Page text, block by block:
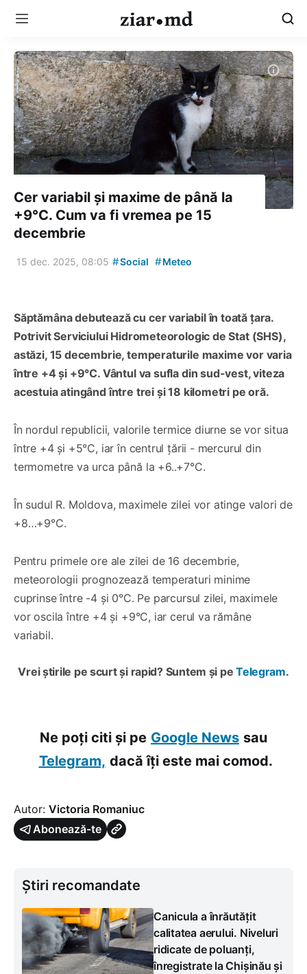
Cer variabil și maxime de până la
+9°C. Cum va fi vremea pe 15
decembrie
15 dec. 2025, 08:05 #Social #Meteo
Săptămâna debutează cu cer variabil în toată țara.
Potrivit Serviciului Hidrometeorologic de Stat (SHS),
astăzi, 15 decembrie, temperaturile maxime vor varia
între +4 și +9°C. Vântul va sufla din sud-vest, viteza
acestuia atingând între trei și 18 kilometri pe oră.
În nordul republicii, valorile termice diurne se vor situa
între +4 și +5°C, iar în centrul țării - mercurul din
termometre va urca până la +6..+7°C.
În sudul R. Moldova, maximele zilei vor atinge valori de
+8…+9°C.
Pentru primele ore ale zilei de 16 decembrie,
meteorologii prognozează temperaturi minime
cuprinse între -4 și 0°C. Pe parcursul zilei, maximele
vor oscila între +4 și +9°C, iar cerul va rămâne
variabil.
Vrei știrile pe scurt și rapid? Suntem și peTelegram.
Ne poți citi și pe Google News sau
Telegram, dacă îți este mai comod.
Autor: Victoria Romaniuc
Abonează-te
Știri recomandate
Canicula a înrăutățit
calitatea aerului. Niveluri
ridicate de poluanți,
înregistrate la Chișinău și